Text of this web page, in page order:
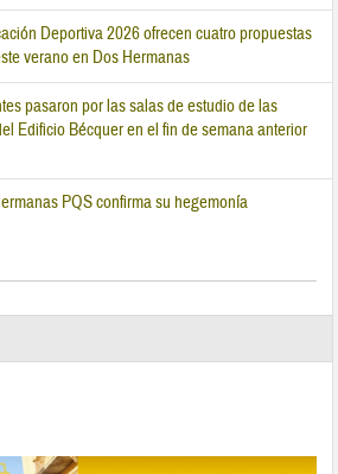
Deportiva 2026 ofrecen cuatro propuestas
verano en Dos Hermanas
pasaron por las salas de estudio de las
Edificio Bécquer en el fin de semana anterior
PQS confirma su hegemonía